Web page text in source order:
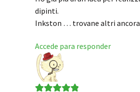
dipinti.
Inkston … trovane altri
Accede para responder